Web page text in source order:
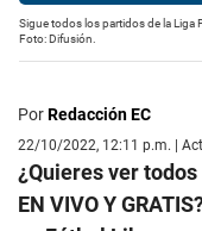
Sigue todos los partidos de la Liga
Foto: Difusión.
PorRedacción EC
22/10/2022, 12:11 p.m. |
¿Quieres ver
EN VIVO Y